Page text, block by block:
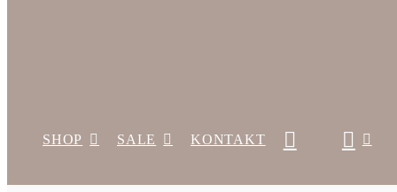
SHOP SALE KONTAKT